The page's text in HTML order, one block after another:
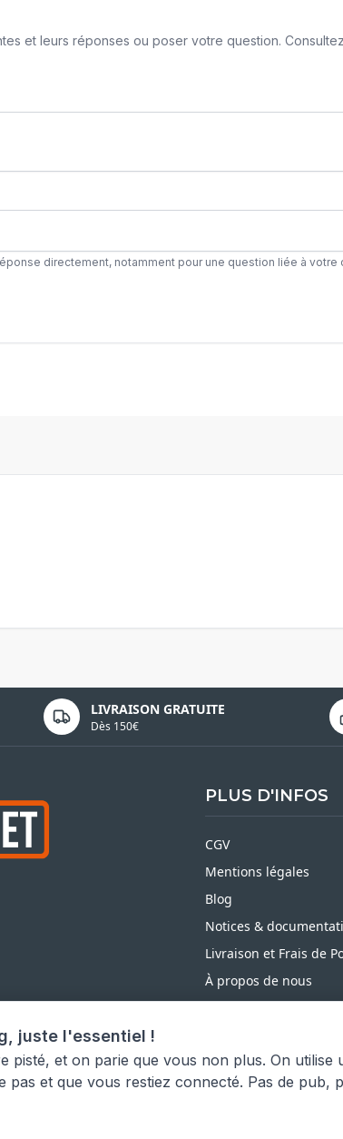
juste l'essentiel !
pisté, et on parie que vous non plus. On
pas et que vous restiez connecté. Pas de pub,
et leurs réponses ou poser votre question.
directement, notamment pour une question liée à
LIVRAISON GRATUITE
Dès 150€
PLUS D'INFOS
CGV
Mentions légales
Blog
Notices &
Livraison et Frais de
À propos de nous
Satisfait ou